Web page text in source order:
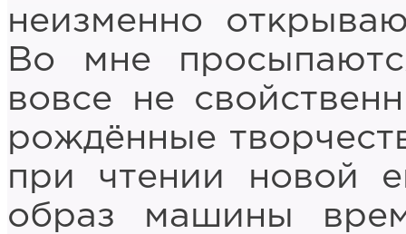
неизменно
Во мне
вовсе не
рождённые
при чтении новой
образ машины